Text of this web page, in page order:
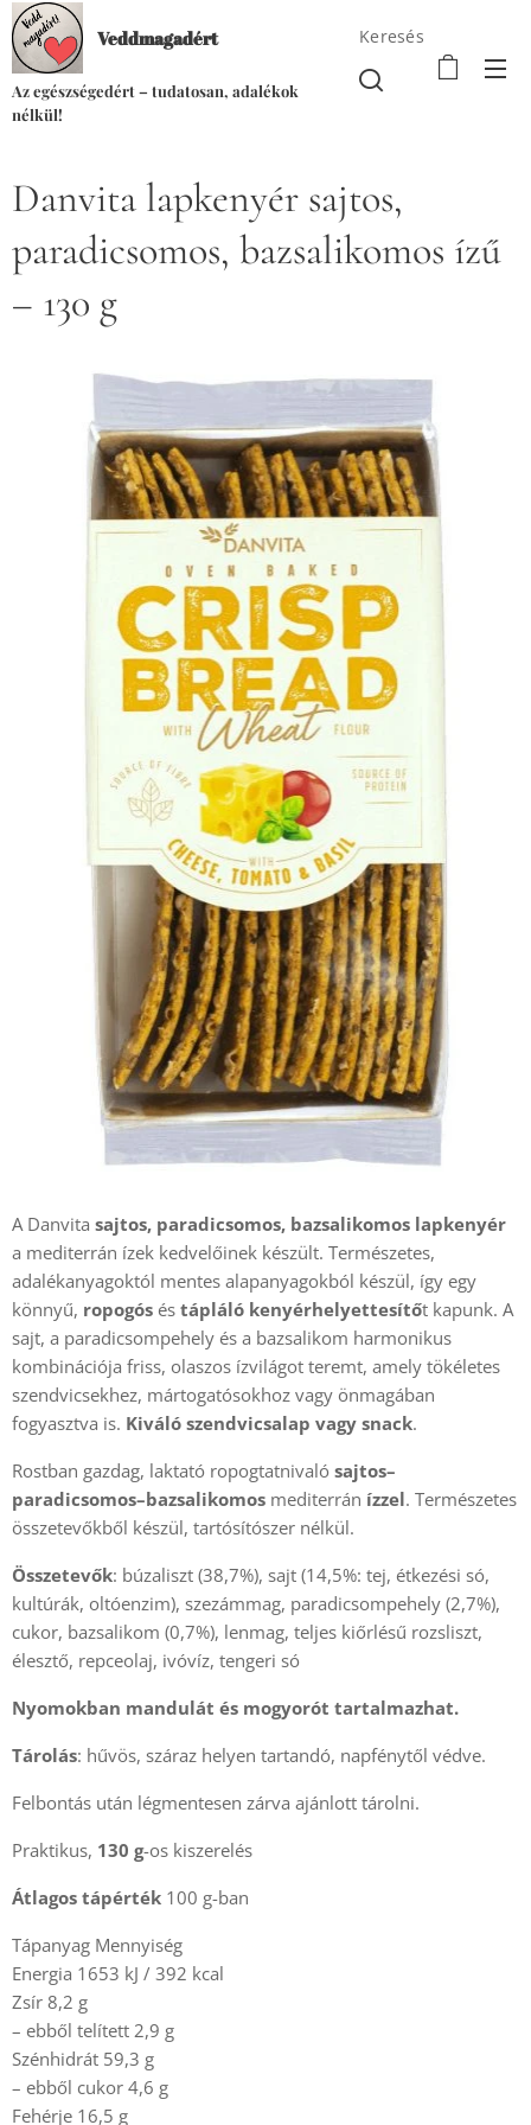
Veddmagadért
Az egészségedért – tudatosan, adalékok
nélkül!
Keresés
Danvita lapkenyér sajtos,
paradicsomos, bazsalikomos ízű
– 130 g
A Danvita sajtos, paradicsomos, bazsalikomos lapkenyér
a mediterrán ízek kedvelőinek készült. Természetes,
adalékanyagoktól mentes alapanyagokból készül, így egy
könnyű, ropogós és tápláló kenyérhelyettesítőt kapunk. A
sajt, a paradicsompehely és a bazsalikom harmonikus
kombinációja friss, olaszos ízvilágot teremt, amely tökéletes
szendvicsekhez, mártogatósokhoz vagy önmagában
fogyasztva is. Kiváló szendvicsalap vagy snack.
Rostban gazdag, laktató ropogtatnivaló sajtos–
paradicsomos–bazsalikomos mediterrán ízzel. Természetes
összetevőkből készül, tartósítószer nélkül.
Összetevők: búzaliszt (38,7%), sajt (14,5%: tej, étkezési só,
kultúrák, oltóenzim), szezámmag, paradicsompehely (2,7%),
cukor, bazsalikom (0,7%), lenmag, teljes kiőrlésű rozsliszt,
élesztő, repceolaj, ivóvíz, tengeri só
Nyomokban mandulát és mogyorót tartalmazhat.
Tárolás: hűvös, száraz helyen tartandó, napfénytől védve.
Felbontás után légmentesen zárva ajánlott tárolni.
Praktikus, 130 g-os kiszerelés
Átlagos tápérték 100 g-ban
Tápanyag Mennyiség
Energia 1653 kJ / 392 kcal
Zsír 8,2 g
– ebből telített 2,9 g
Szénhidrát 59,3 g
– ebből cukor 4,6 g
Fehérje 16,5 g